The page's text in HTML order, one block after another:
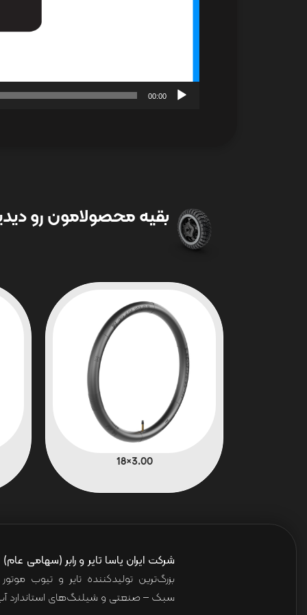
00:00
بقیه محصولامون رو
3.00×18
شرکت ایران یاسا تایر و رابر (سهامی عام)
بزرگ‌ترین تولیدکننده تایر و تیوب
سبک – صنعتی و شیلنگ‌های استاندارد